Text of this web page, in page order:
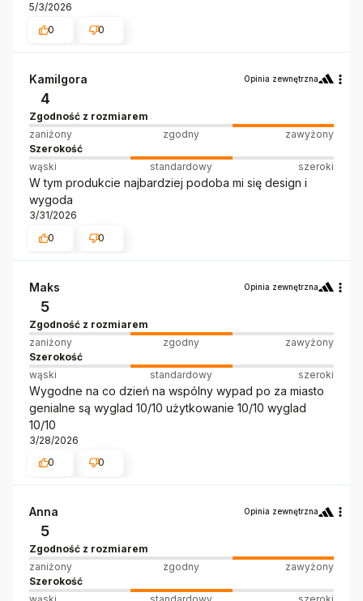
5/3/2026
0
0
Kamilgora Opinia zewnętrzna
4
Zgodność z rozmiarem
zaniżony
zgodny
zawyżony
Szerokość
wąski
standardowy szeroki
W tym produkcie najbardziej podoba mi się design i
wygoda
3/31/2026
0
0
Maks Opinia zewnętrzna
5
Zgodność z rozmiarem
zaniżony
zgodny
zawyżony
Szerokość
wąski
standardowy szeroki
Wygodne na co dzień na wspólny wypad po za miasto
genialne są wyglad 10/10 użytkowanie 10/10 wyglad
10/10
3/28/2026
0
0
Anna Opinia zewnętrzna
5
Zgodność z rozmiarem
zaniżony
zgodny
zawyżony
Szerokość